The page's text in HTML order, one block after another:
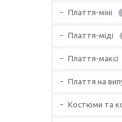
Плаття-міні
Плаття-міді
Плаття-максі
Плаття на
Костюми та